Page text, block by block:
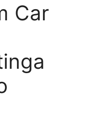
Car